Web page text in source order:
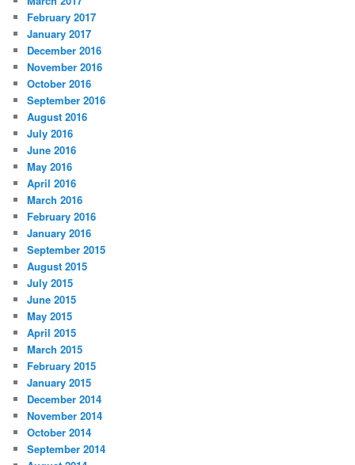
February 2017
January 2017
December 2016
November 2016
October 2016
September 2016
August 2016
July 2016
June 2016
May 2016
April 2016
March 2016
February 2016
January 2016
September 2015
August 2015
July 2015
June 2015
May 2015
April 2015
March 2015
February 2015
January 2015
December 2014
November 2014
October 2014
September 2014